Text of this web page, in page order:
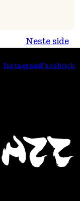
Neste side
InstagramFacebook